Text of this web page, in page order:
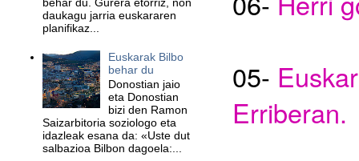
05-
Erriberan.
daukagu jarria euskararen
planifikaz...
Euskarak Bilbo
behar du
Donostian jaio
eta Donostian
bizi den Ramon
Saizarbitoria soziologo eta
idazleak esana da: «Uste dut
salbazioa Bilbon dagoela:...